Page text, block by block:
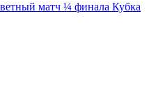
матч ¼ финала Кубка